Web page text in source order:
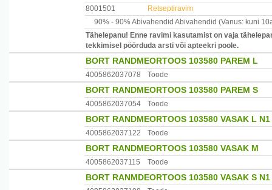
8001501
Retseptiravim
90% - 90% Abivahendid Abivahendid (Vanus: kuni
Tähelepanu! Enne ravimi kasutamist on vaja
tekkimisel pöörduda arsti või apteekri poole.
BORT RANDMEORTOOS 103580 PAREM L
4005862037078 Toode
BORT RANDMEORTOOS 103580 PAREM S
4005862037054 Toode
BORT RANDMEORTOOS 103580 VASAK L N1
4005862037122 Toode
BORT RANDMEORTOOS 103580 VASAK M
4005862037115 Toode
BORT RANMDEORTOOS 103580 VASAK S N1